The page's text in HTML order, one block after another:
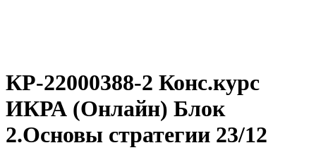
КР-22000388-2 Конс.курс
ИКРА (Онлайн) Блок
2.Основы стратегии 23/12